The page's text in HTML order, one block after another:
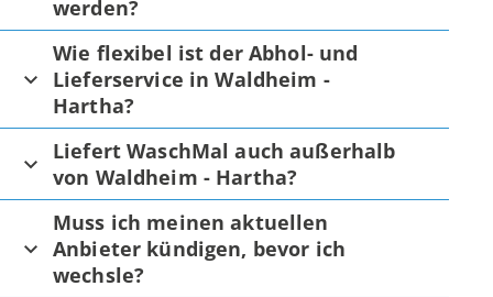
werden?
Wie flexibel ist der Abhol- und
Lieferservice in Waldheim -
Hartha?
Liefert WaschMal auch außerhalb
von Waldheim - Hartha?
Muss ich meinen aktuellen
Anbieter kündigen, bevor ich
wechsle?